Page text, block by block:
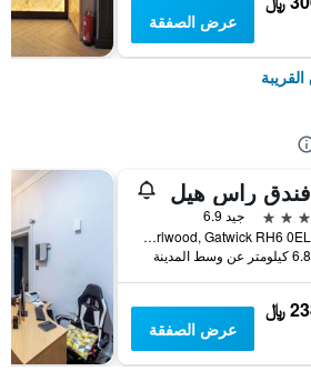
عرض الصفقة
فندق راس هيل
3 نجوم
جيد 6.9
Russ Hill, Charlwood, Gatwick RH6 0EL, هورلي, المملكة المتحدة
6.8 كيلومتر عن وسط المدينة
﷼
عرض الصفقة